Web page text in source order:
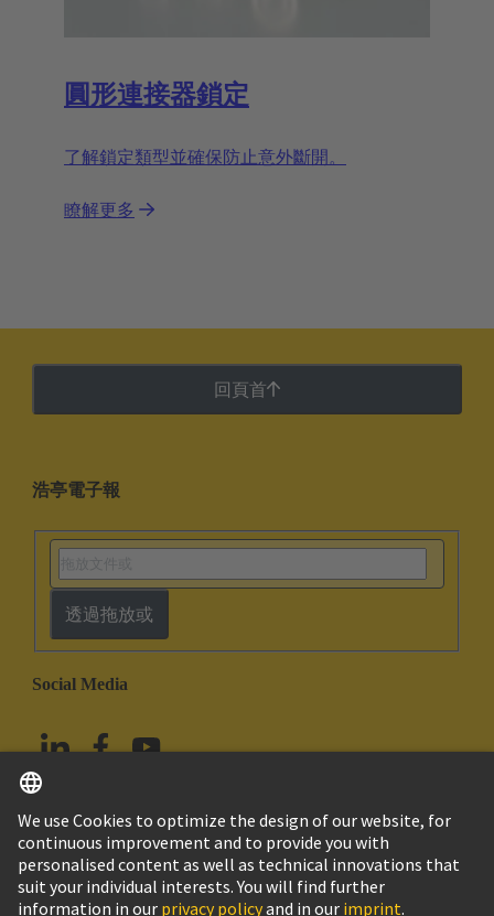
圓形連接器鎖定
了解鎖定類型並確保防止意外斷開。
瞭解更多
回頁首
浩亭電子報
透過拖放或
Social Media
台灣 繁体中文